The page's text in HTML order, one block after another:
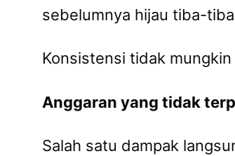
sebelumnya hijau tiba-
Konsistensi tidak
Anggaran yang tidak
Salah satu dampak